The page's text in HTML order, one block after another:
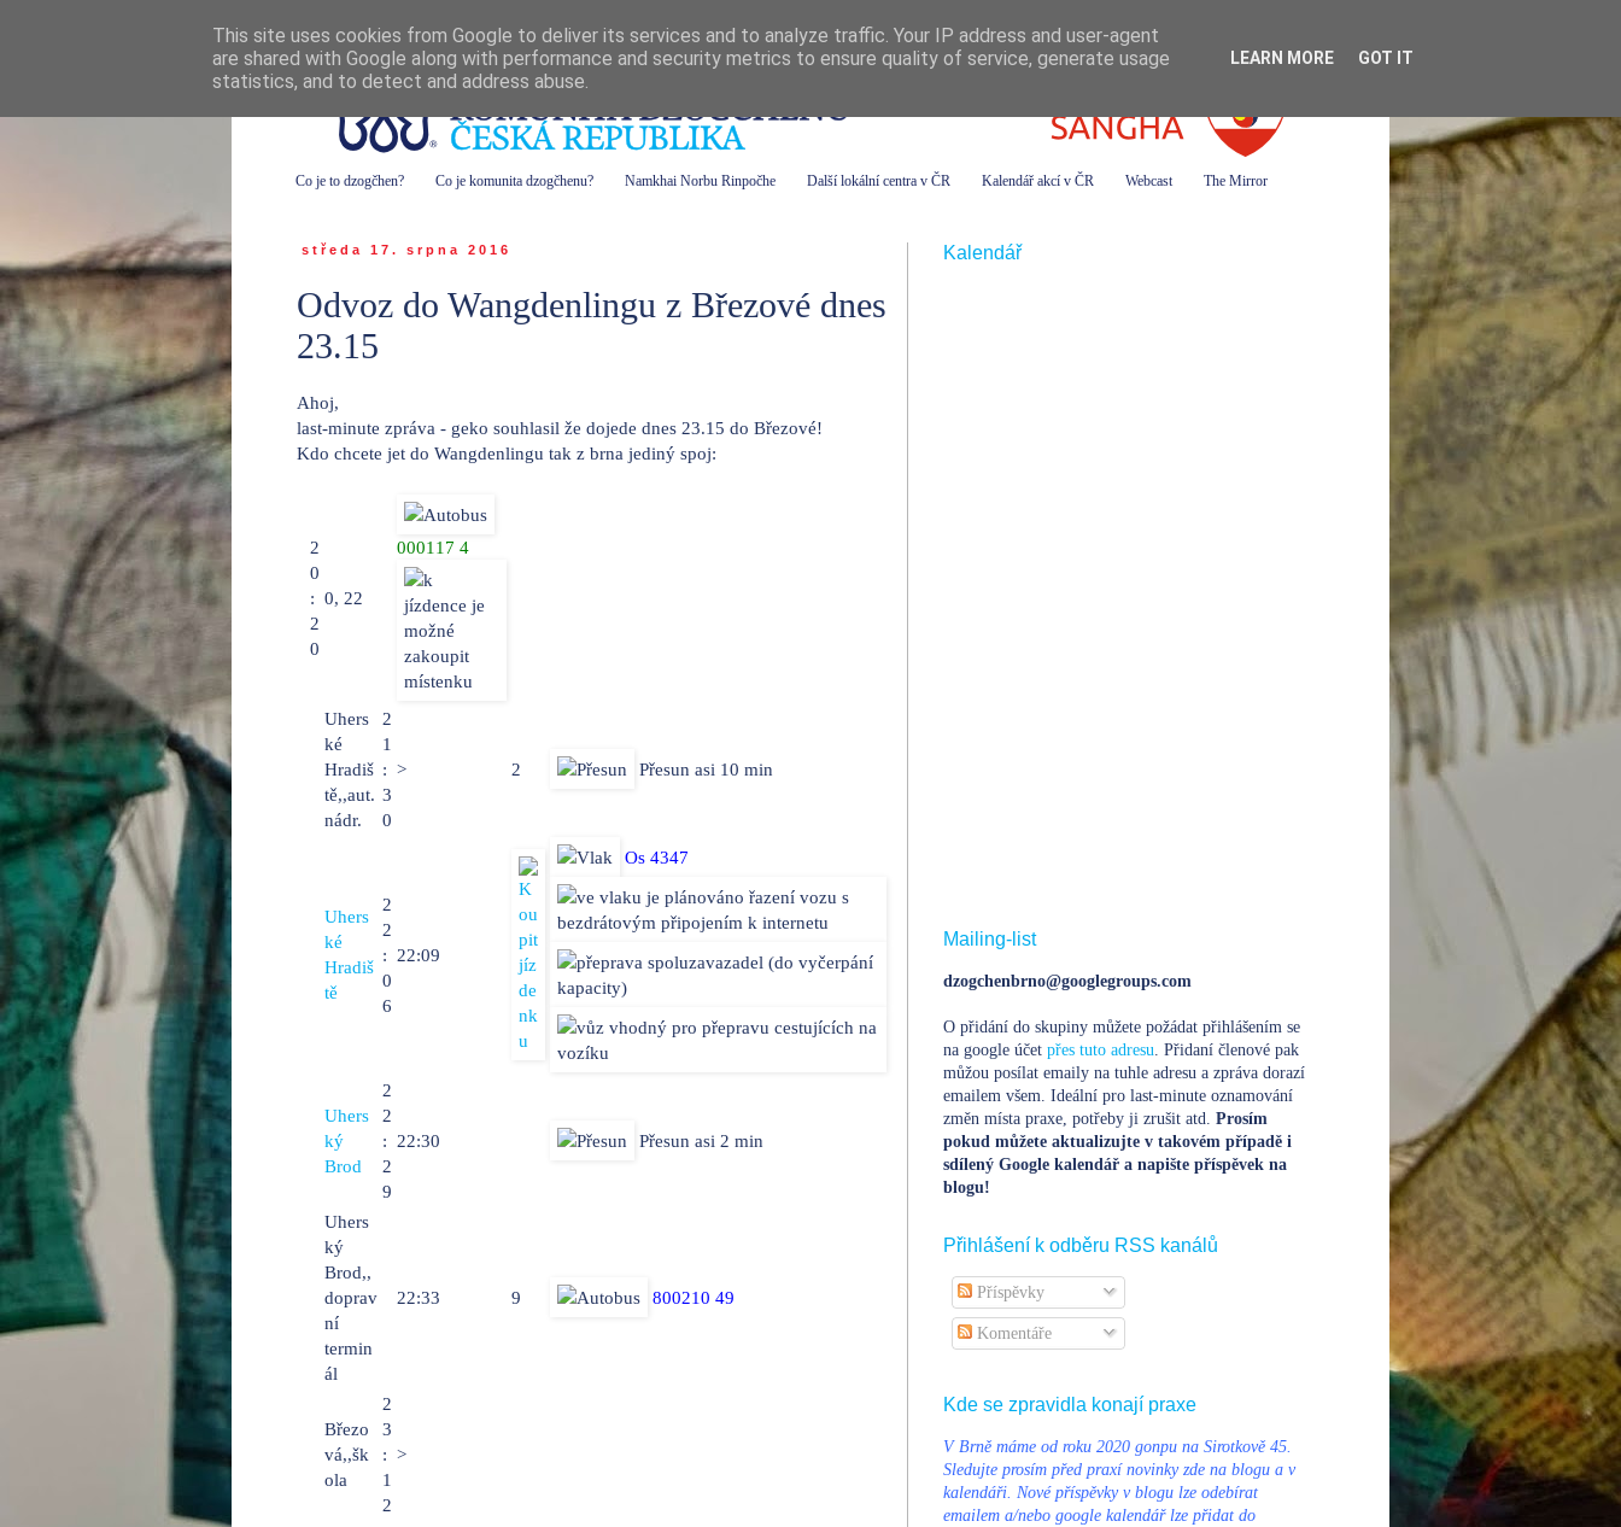
Co je to dzogčhen? Co je komunita dzogčhenu? Namkhai Norbu Rinpočhe Další lokální centra v ČR Kalendář akcí v ČR Webcast The Mirror
středa 17. srpna 2016
Odvoz do Wangdenlingu z Březové dnes
23.15
Ahoj,
last-minute zpráva - geko souhlasil že dojede dnes 23.15 do Březové!
Kdo chcete jet do Wangdenlingu tak z brna jediný spoj:
2
0
:
2
0
0, 22
000117 4
Uhers
ké
Hradiš
tě,,aut.
nádr.
2
1
:
3
0
> 2 Přesun asi 10 min
Uhers
ké
Hradiš
tě
2
2
:
0
6
22:09
Os 4347
Uhers
ký
Brod
2
2
:
2
9
22:30 Přesun asi 2 min
Uhers
ký
Brod,,
doprav
ní
termin
ál
22:33 9 800210 49
Březo
vá,,šk
ola
2
3
:
1
2
>
Kalendář
Mailing-list
dzogchenbrno@googlegroups.com
O přidání do skupiny můžete požádat přihlášením se
na google účet přes tuto adresu. Přidaní členové pak
můžou posílat emaily na tuhle adresu a zpráva dorazí
emailem všem. Ideální pro last-minute oznamování
změn místa praxe, potřeby ji zrušit atd. Prosím
pokud můžete aktualizujte v takovém případě i
sdílený Google kalendář a napište příspěvek na
blogu!
Přihlášení k odběru RSS kanálů
Příspěvky
Komentáře
Kde se zpravidla konají praxe
V Brně máme od roku 2020 gonpu na Sirotkově 45.
Sledujte prosím před praxí novinky zde na blogu a v
kalendáři. Nové příspěvky v blogu lze odebírat
emailem a/nebo google kalendář lze přidat do
This site uses cookies from Google to deliver its services and to analyze traffic. Your IP address and user-agent
are shared with Google along with performance and security metrics to ensure quality of service, generate usage
statistics, and to detect and address abuse.
LEARN MORE GOT IT